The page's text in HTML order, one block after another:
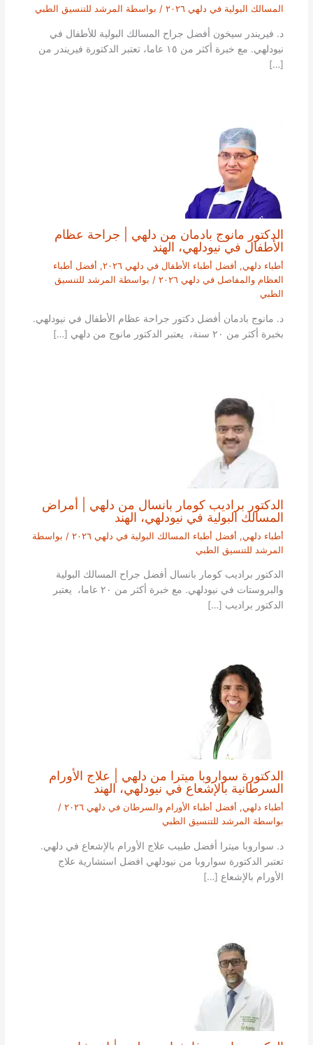
المسالك البولية في دلهي ٢٠٢٦
/ بواسطة المرشد للتنسيق الطبي
د. فيريندر سيخون أفضل جراح المسالك البولية للأطفال في
نيودلهي. مع خبرة أكثر من ١٥ عاما، تعتبر الدكتورة فيريندر من
[…]
الدكتور مانوج بادمان من دلهي | جراحة عظام
الأطفال في نيودلهي، الهند
أطباء دلهي, أفضل أطباء الأطفال في دلهي ٢٠٢٦ , أفضل أطباء
العظام والمفاصل في دلهي ٢٠٢٦
/ بواسطة المرشد للتنسيق
الطبي
د. مانوج بادمان أفضل دكتور جراحة عظام الأطفال في نيودلهي.
بخبرة أكثر من ٢٠ سنة، يعتبر الدكتور مانوج من دلهي […]
الدكتور براديب كومار بانسال من دلهي | أمراض
المسالك البولية في نيودلهي، الهند
أطباء دلهي, أفضل أطباء المسالك البولية في دلهي ٢٠٢٦
/ بواسطة
المرشد للتنسيق الطبي
الدكتور براديب كومار بانسال أفضل جراح المسالك البولية
والبروستات في نيودلهي. مع خبرة أكثر من ٢٠ عاما، يعتبر
الدكتور براديب […]
الدكتورة سواروبا ميترا من دلهي | علاج الأورام
السرطانية بالإشعاع في نيودلهي، الهند
أطباء دلهي, أفضل أطباء الأورام والسرطان في دلهي ٢٠٢٦
/
بواسطة المرشد للتنسيق الطبي
د. سواروبا ميترا أفضل طبيب علاج الأورام بالإشعاع في دلهي.
تعتبر الدكتورة سواروبا من نيودلهي افضل استشارية علاج
الأورام بالإشعاع […]